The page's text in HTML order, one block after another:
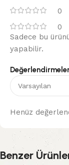
0
0
Henüz
Sadece bu
yapabilir.
Benzer